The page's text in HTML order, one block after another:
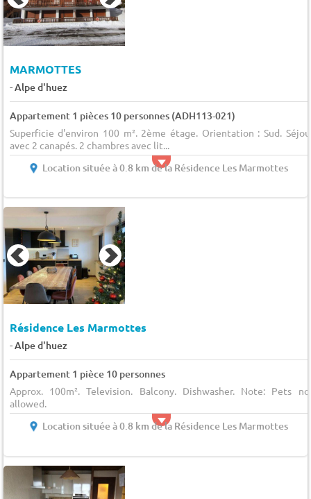
MARMOTTES
-Alpe d'huez
Appartement 1 pièces 10 personnes (ADH113-021)
Superficie d'environ 100 m². 2ème étage. Orientation : Sud.
avec 2 canapés. 2 chambres avec lit...
Location située à 0.8 km de la Résidence Les Marmottes
Résidence Les Marmottes
-Alpe d'huez
Appartement 1 pièce 10 personnes
Approx. 100m². Television. Balcony. Dishwasher. Note: Pets
allowed.
Location située à 0.8 km de la Résidence Les Marmottes